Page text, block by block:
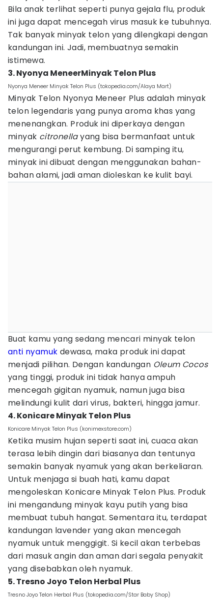
Bila anak terlihat seperti punya gejala flu, produk
ini juga dapat mencegah virus masuk ke tubuhnya.
Tak banyak minyak telon yang dilengkapi dengan
kandungan ini. Jadi, membuatnya semakin
istimewa.
3. Nyonya MeneerMinyak Telon Plus
Nyonya Meneer Minyak Telon Plus (tokopedia.com/Alaya Mart)
Minyak Telon Nyonya Meneer Plus adalah minyak
telon legendaris yang punya aroma khas yang
menenangkan. Produk ini diperkaya dengan
minyak citronellayang bisa bermanfaat untuk
mengurangi perut kembung. Di samping itu,
minyak ini dibuat dengan menggunakan bahan-
bahan alami, jadi aman dioleskan ke kulit bayi.
Buat kamu yang sedang mencari minyak telon
anti nyamuk dewasa, maka produk ini dapat
menjadi pilihan. Dengan kandungan Oleum Cocos
yang tinggi, produk ini tidak hanya ampuh
mencegah gigitan nyamuk, namun juga bisa
melindungi kulit dari virus, bakteri, hingga jamur.
4. Konicare Minyak Telon Plus
Konicare Minyak Telon Plus (konimexstore.com)
Ketika musim hujan seperti saat ini, cuaca akan
terasa lebih dingin dari biasanya dan tentunya
semakin banyak nyamuk yang akan berkeliaran.
Untuk menjaga si buah hati, kamu dapat
mengoleskan Konicare Minyak Telon Plus. Produk
ini mengandung minyak kayu putih yang bisa
membuat tubuh hangat. Sementara itu, terdapat
kandungan lavender yang akan mencegah
nyamuk untuk menggigit. Si kecil akan terbebas
dari masuk angin dan aman dari segala penyakit
yang disebabkan oleh nyamuk.
5. Tresno Joyo Telon Herbal Plus
Tresno Joyo Telon Herbal Plus (tokopedia.com/Star Baby Shop)